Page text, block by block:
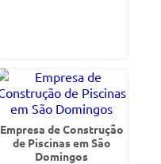
Empresa de Construção
de Piscinas em São
Domingos